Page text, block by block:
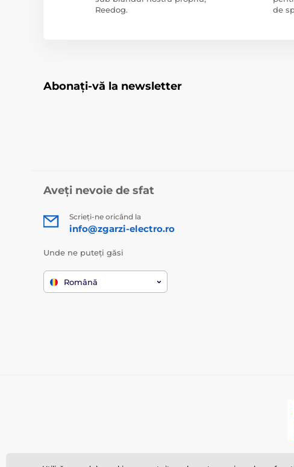
Reedog.
de
Abonați-vă la newsletter
Aveți nevoie de sfat
Scrieți-ne oricând la
info@zgarzi-electro.ro
Unde ne puteți găsi
Română